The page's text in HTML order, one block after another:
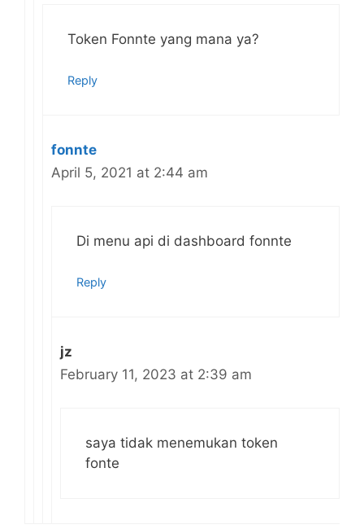
Token Fonnte yang mana ya?
Reply
fonnte
April 5, 2021 at 2:44 am
Di menu api di dashboard fonnte
Reply
jz
February 11, 2023 at 2:39 am
saya tidak menemukan token
fonte